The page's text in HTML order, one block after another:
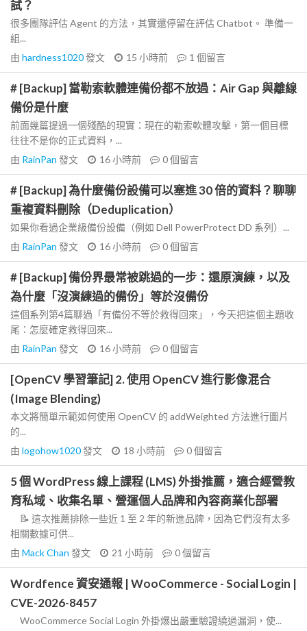
試？
很多團隊評估 Agent 的方法，其實還停留在評估 Chatbot。 準備一
組...
由 hardness1020發文 15 小時前 1 個留言
# [Backup] 當勒索軟體連備份都不放過：Air Gap 與離線
備份是什麼
前面幾篇提過一個殘酷的現實：現在的勒索軟體攻擊，第一個目標
往往不是你的正式資料，...
由 RainPan 發文 16 小時前 0個留言
# [Backup] 為什麼備份設備可以塞進 30 倍的資料？聊聊
重複資料刪除（Deduplication）
如果你看過企業級備份設備（例如 Dell PowerProtect DD 系列）...
由 RainPan 發文 16 小時前 0個留言
# [Backup] 備份界最常被跳過的一步：還原演練，以及
為什麼「沒演練過的備份」等於沒備份
這個系列第4篇聊過「有備份不等於救得回來」，今天把這個主題收
尾：怎麼確定救得回來...
由 RainPan 發文 16 小時前 0個留言
[OpenCV 學習筆記] 2. 使用 OpenCV 進行影像混合
(Image Blending)
本文將簡單示範如何使用 OpenCV 的 addWeighted 方法進行圖片
的...
由 logohow1020發文 18 小時前 0個留言
5 個 WordPress 線上課程 (LMS) 外掛推薦，適合經營教
育私域、收集名單、營運個人品牌和內容商業化部署
📝 這次推薦排除一些近 1 至 2 年的新進品牌，因為它們沒有太多
相關數據可供...
由 Mack Chan 發文 21 小時前 0個留言
Wordfence 資安通報 | WooCommerce - Social Login |
CVE-2026-8457
WooCommerce Social Login 外掛爆出嚴重驗證繞過漏洞，使...